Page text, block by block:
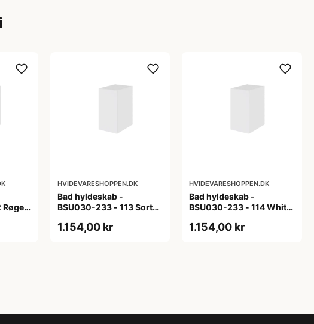
Røget
HVIDEVARESHOPPEN.DK
Bad hyldeskab -
BSU030-233 - 113 Sort
1.154,00 kr
HVIDEVARESHOPPEN.DK
Bad hyldeskab -
BSU030-233 - 114 White
ABS-kant
1.154,00 kr